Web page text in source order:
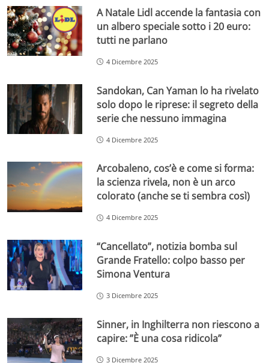
A Natale Lidl accende la fantasia con
un albero speciale sotto i 20 euro:
tutti ne parlano
4 Dicembre 2025
Sandokan, Can Yaman lo ha rivelato
solo dopo le riprese: il segreto della
serie che nessuno immagina
4 Dicembre 2025
Arcobaleno, cos’è e come si forma:
la scienza rivela, non è un arco
colorato (anche se ti sembra così)
4 Dicembre 2025
“Cancellato”, notizia bomba sul
Grande Fratello: colpo basso per
Simona Ventura
3 Dicembre 2025
Sinner, in Inghilterra non riescono a
capire: ”È una cosa ridicola”
3 Dicembre 2025